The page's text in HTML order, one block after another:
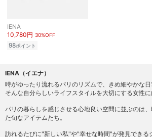
IENA
10,780円 30%OFF
98ポイント
IENA（イエナ）
時がゆったり流れるパリのリズムで、きめ細やかな
そんな自分らしいライフスタイルを大切にする女性
パリの暮らしを感じさせる心地良い空間に並ぶのは
た旬なアイテムたち。
訪れるたびに"新しい私"や"幸せな時間"が発見できる